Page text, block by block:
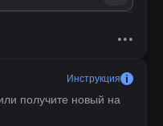
...
получите новый на
Инструкция